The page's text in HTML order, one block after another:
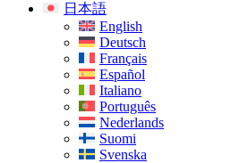
日本語
English
Deutsch
Français
Español
Italiano
Português
Nederlands
Suomi
Svenska